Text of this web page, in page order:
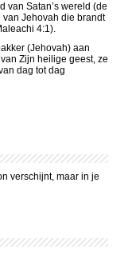
van Satan’s wereld (de
Jehovah die brandt
4:1).
(Jehovah) aan
Zijn heilige geest, ze
dag tot dag
verschijnt, maar in je